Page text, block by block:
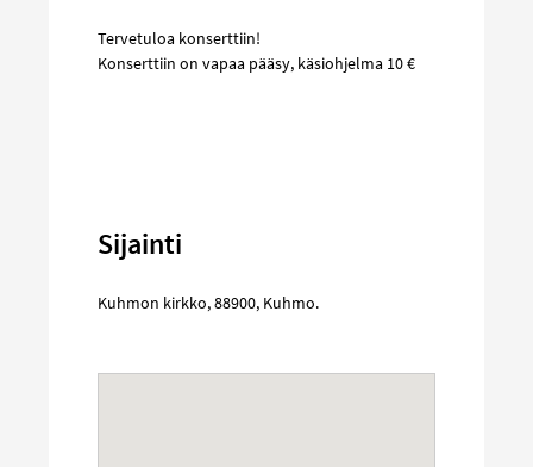
Tervetuloa konserttiin!
Konserttiin on vapaa pääsy, käsiohjelma 10 €
Sijainti
Kuhmon kirkko,88900, Kuhmo.